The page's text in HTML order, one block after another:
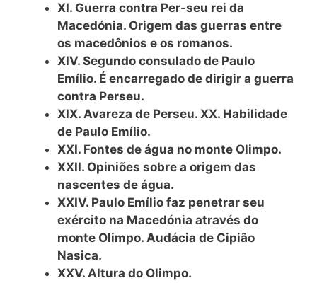
XI. Guerra contra Per-seu rei da
Macedónia. Origem das guerras entre
os macedônios e os romanos.
XIV. Segundo consulado de Paulo
Emílio. É encarregado de dirigir a guerra
contra Perseu.
XIX. Avareza de Perseu. XX. Habilidade
de Paulo Emílio.
XXI. Fontes de água no monte Olimpo.
XXII. Opiniões sobre a origem das
nascentes de água.
XXIV. Paulo Emílio faz penetrar seu
exército na Macedónia através do
monte Olimpo. Audácia de Cipião
Nasica.
XXV. Altura do Olimpo.